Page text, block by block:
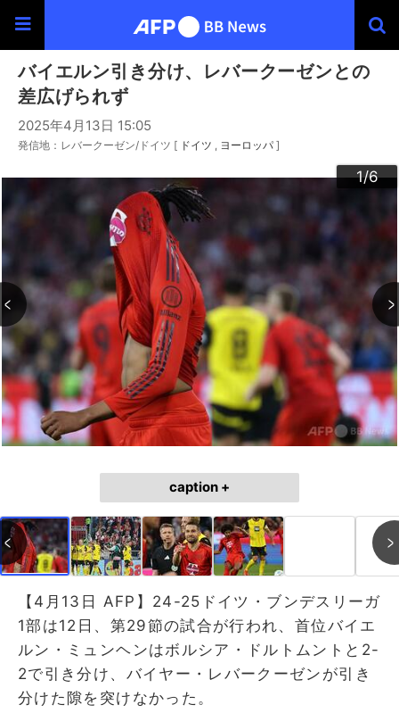
バイエルン引き分け、レバークーゼンとの
差広げられず
2025年4月13日 15:05
発信地：レバークーゼン/ドイツ [ ドイツ ヨーロッパ ]
1/6
2/6
3/6
4/6
5/6
6/6
caption +
【4月13日 AFP】24-25ドイツ・ブンデスリーガ
1部は12日、第29節の試合が行われ、首位バイエ
ルン・ミュンヘンはボルシア・ドルトムントと2-
2で引き分け、バイヤー・レバークーゼンが引き
分けた隙を突けなかった。